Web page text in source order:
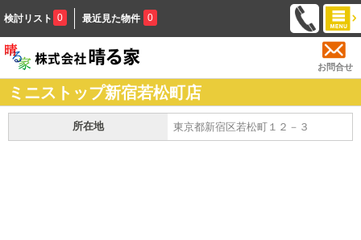
検討リスト 0 最近見た物件 0
お問合せ
ミニストップ新宿若松町店
所在地 東京都新宿区若松町１２－３